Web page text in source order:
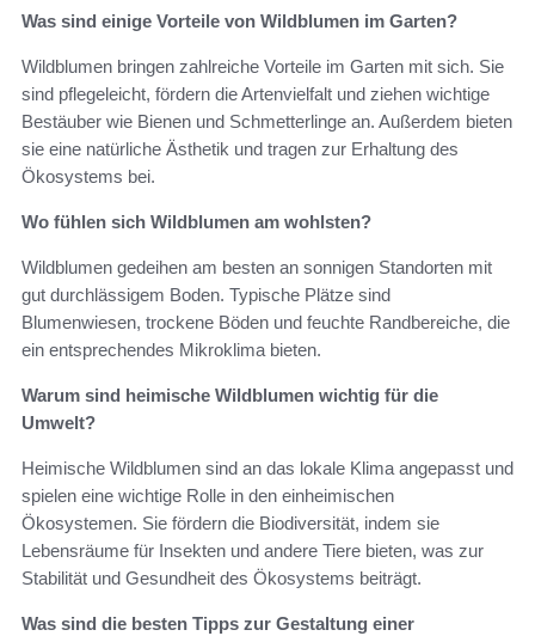
Was sind einige Vorteile von Wildblumen im Garten?
Wildblumen bringen zahlreiche Vorteile im Garten mit sich. Sie
sind pflegeleicht, fördern die Artenvielfalt und ziehen wichtige
Bestäuber wie Bienen und Schmetterlinge an. Außerdem bieten
sie eine natürliche Ästhetik und tragen zur Erhaltung des
Ökosystems bei.
Wo fühlen sich Wildblumen am wohlsten?
Wildblumen gedeihen am besten an sonnigen Standorten mit
gut durchlässigem Boden. Typische Plätze sind
Blumenwiesen, trockene Böden und feuchte Randbereiche, die
ein entsprechendes Mikroklima bieten.
Warum sind heimische Wildblumen wichtig für die
Umwelt?
Heimische Wildblumen sind an das lokale Klima angepasst und
spielen eine wichtige Rolle in den einheimischen
Ökosystemen. Sie fördern die Biodiversität, indem sie
Lebensräume für Insekten und andere Tiere bieten, was zur
Stabilität und Gesundheit des Ökosystems beiträgt.
Was sind die besten Tipps zur Gestaltung einer